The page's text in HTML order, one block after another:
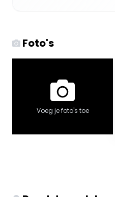
Foto's
Voeg je foto's toe